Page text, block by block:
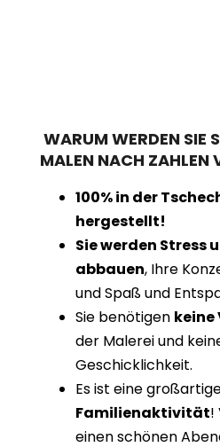
WARUM WERDEN SIE
MALEN NACH ZAHLEN
100% in der
hergestellt!
Sie werden Stress
abbauen, Ihre
und Spaß und
Sie benötigen keine
der Malerei und
Geschicklichkeit.
Es ist eine
Familienaktivität!
einen schönen